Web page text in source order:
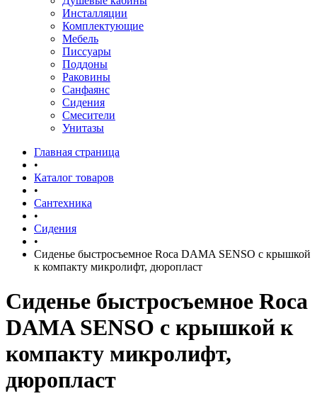
Инсталляции
Комплектующие
Мебель
Писсуары
Поддоны
Раковины
Санфаянс
Сидения
Смесители
Унитазы
Главная страница
•
Каталог товаров
•
Сантехника
•
Сидения
•
Сиденье быстросъемное Roca DAMA SENSO с крышкой
к компакту микролифт, дюропласт
Сиденье быстросъемное Roca
DAMA SENSO с крышкой к
компакту микролифт,
дюропласт